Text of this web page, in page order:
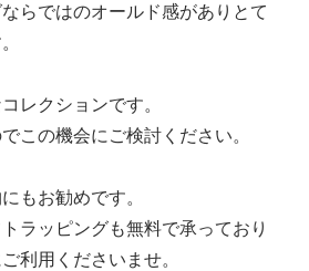
らではのオールド感がありとて
レクションです。
この機会にご検討ください。
もお勧めです。
ラッピングも無料で承っており
利用くださいませ。